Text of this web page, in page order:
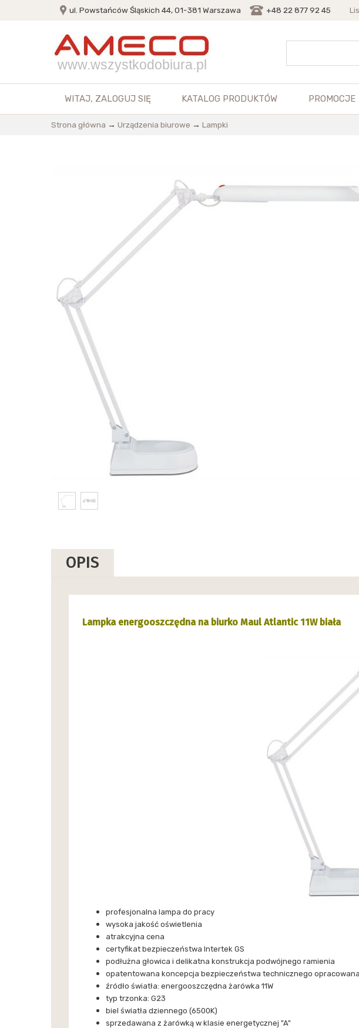
ul. Powstańców Śląskich 44, 01-381 Warszawa +48 22 877 92 45
www.wszystkodobiura.pl
WITAJ, ZALOGUJ SIĘ KATALOG PRODUKTÓW PROMOCJE
Strona główna → Urządzenia biurowe → Lampki
OPIS
Lampka energooszczędna na biurko Maul Atlantic 11W biała
profesjonalna lampa do pracy
wysoka jakość oświetlenia
atrakcyjna cena
certyfikat bezpieczeństwa Intertek GS
podłużna głowica i delikatna konstrukcja podwójnego ramienia
opatentowana koncepcja bezpieczeństwa technicznego
źródło światła: energooszczędna żarówka 11W
typ trzonka: G23
biel światła dziennego (6500K)
sprzedawana z żarówką w klasie energetycznej "A"